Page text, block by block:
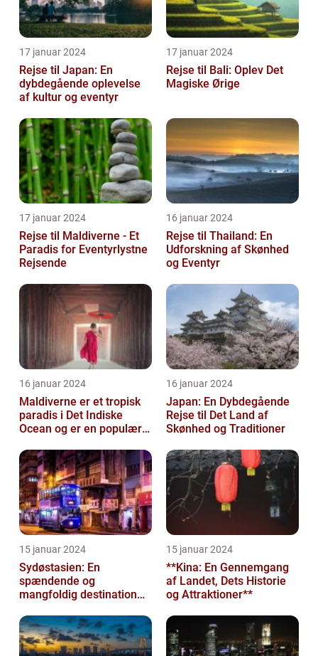
17 januar 2024
Rejse til Japan: En
dybdegående oplevelse
af kultur og eventyr
17 januar 2024
Rejse til Bali: Oplev Det
Magiske Ørige
17 januar 2024
Rejse til Maldiverne - Et
Paradis for Eventyrlystne
Rejsende
16 januar 2024
Rejse til Thailand: En
Udforskning af Skønhed
og Eventyr
16 januar 2024
Maldiverne er et tropisk
paradis i Det Indiske
Ocean og er en populær
og ev...
16 januar 2024
Japan: En Dybdegående
Rejse til Det Land af
Skønhed og Traditioner
15 januar 2024
Sydøstasien: En
spændende og
mangfoldig destination
rejsende
15 januar 2024
**Kina: En Gennemgang
af Landet, Dets Historie
og Attraktioner**